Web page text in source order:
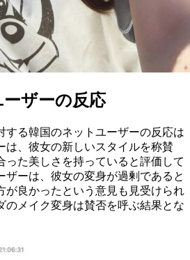
ザーの反応
する韓国のネットユーザーの反応は
は、彼女の新しいスタイルを称賛
った美しさを持っていると評価して
ザーは、彼女の変身が過剰であると
が良かったという意見も見受けられ
のメイク変身は賛否を呼ぶ結果とな